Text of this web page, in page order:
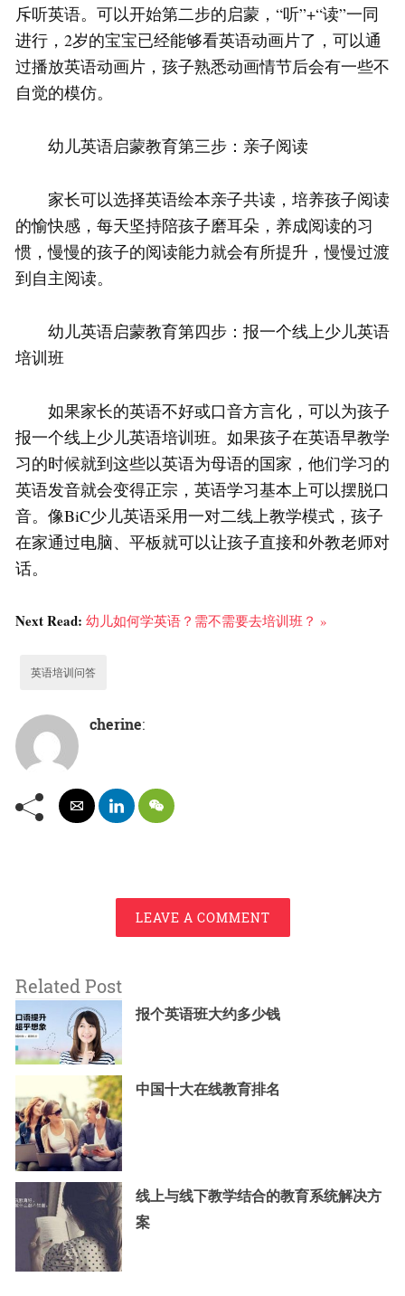
斥听英语。可以开始第二步的启蒙，“听”+“读”一同
进行，2岁的宝宝已经能够看英语动画片了，可以通
过播放英语动画片，孩子熟悉动画情节后会有一些不
自觉的模仿。
幼儿英语启蒙教育第三步：亲子阅读
家长可以选择英语绘本亲子共读，培养孩子阅读
的愉快感，每天坚持陪孩子磨耳朵，养成阅读的习
惯，慢慢的孩子的阅读能力就会有所提升，慢慢过渡
到自主阅读。
幼儿英语启蒙教育第四步：报一个线上少儿英语
培训班
如果家长的英语不好或口音方言化，可以为孩子
报一个线上少儿英语培训班。如果孩子在英语早教学
习的时候就到这些以英语为母语的国家，他们学习的
英语发音就会变得正宗，英语学习基本上可以摆脱口
音。像BiC少儿英语采用一对二线上教学模式，孩子
在家通过电脑、平板就可以让孩子直接和外教老师对
话。
Next Read: 幼儿如何学英语？需不需要去培训班？ »
英语培训问答
cherine:
LEAVE A COMMENT
Related Post
报个英语班大约多少钱
中国十大在线教育排名
线上与线下教学结合的教育系统解决方
案